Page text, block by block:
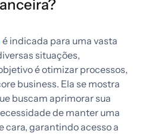
é indicada para uma vasta
situações,
é otimizar processos,
business. Ela se mostra
buscam aprimorar sua
de manter uma
cara, garantindo acesso a